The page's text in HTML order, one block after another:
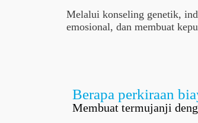
Melalui konseling genetik,
emosional, dan membuat
Berapa perkiraan
Membuat termujanji